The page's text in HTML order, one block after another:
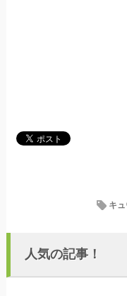
キュ
人気の記事！